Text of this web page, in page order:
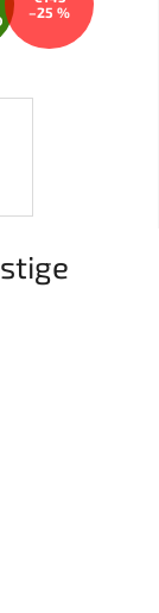
M
–25 %